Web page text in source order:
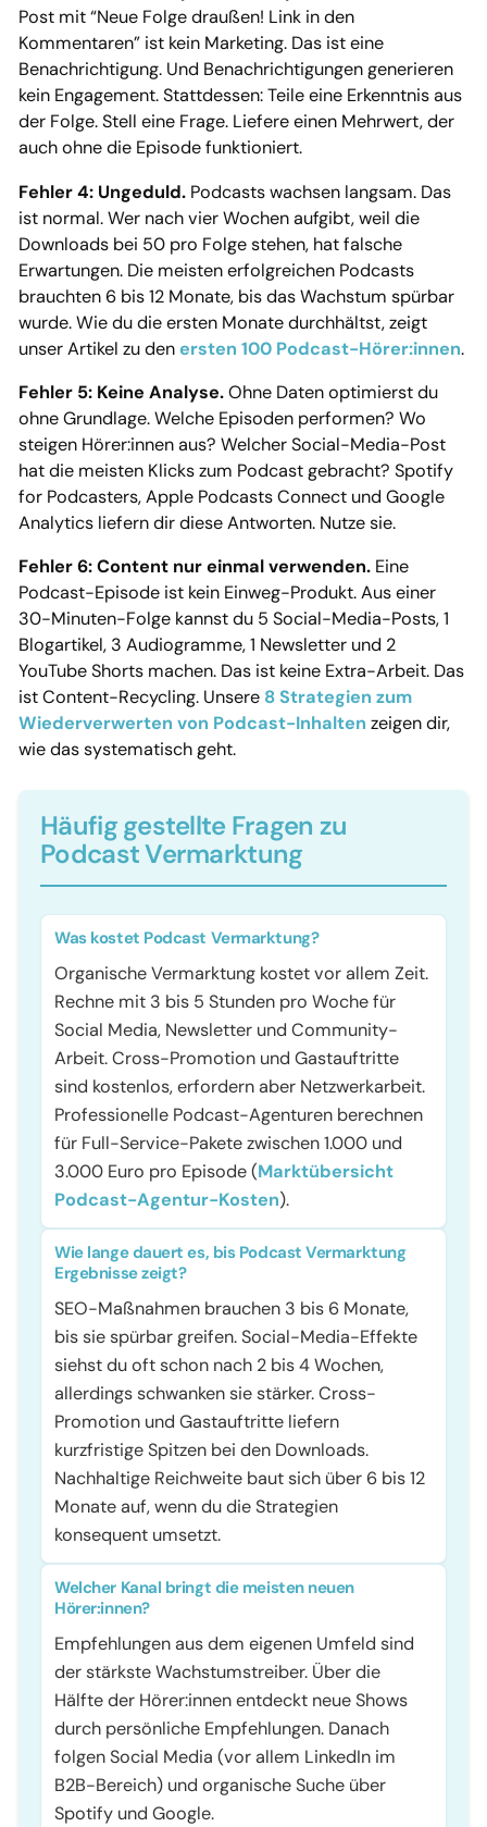
Post mit “Neue Folge draußen! Link in den
Kommentaren” ist kein Marketing. Das ist eine
Benachrichtigung. Und Benachrichtigungen generieren
kein Engagement. Stattdessen: Teile eine Erkenntnis aus
der Folge. Stell eine Frage. Liefere einen Mehrwert, der
auch ohne die Episode funktioniert.
Fehler 4: Ungeduld. Podcasts wachsen langsam. Das
ist normal. Wer nach vier Wochen aufgibt, weil die
Downloads bei 50 pro Folge stehen, hat falsche
Erwartungen. Die meisten erfolgreichen Podcasts
brauchten 6 bis 12 Monate, bis das Wachstum spürbar
wurde. Wie du die ersten Monate durchhältst, zeigt
unser Artikel zu denersten 100 Podcast-Hörer:innen.
Fehler 5: Keine Analyse.Ohne Daten optimierst du
ohne Grundlage. Welche Episoden performen? Wo
steigen Hörer:innen aus? Welcher Social-Media-Post
hat die meisten Klicks zum Podcast gebracht? Spotify
for Podcasters, Apple Podcasts Connect und Google
Analytics liefern dir diese Antworten. Nutze sie.
Fehler 6: Content nur einmal verwenden. Eine
Podcast-Episode ist kein Einweg-Produkt. Aus einer
30-Minuten-Folge kannst du 5 Social-Media-Posts, 1
Blogartikel, 3 Audiogramme, 1 Newsletter und 2
YouTube Shorts machen. Das ist keine Extra-Arbeit. Das
ist Content-Recycling. Unsere 8 Strategien zum
Wiederverwerten von Podcast-Inhalten zeigen dir,
wie das systematisch geht.
Häufig gestellte Fragen zu
Podcast Vermarktung
Was kostet Podcast Vermarktung?
Organische Vermarktung kostet vor allem Zeit.
Rechne mit 3 bis 5 Stunden pro Woche für
Social Media, Newsletter und Community-
Arbeit. Cross-Promotion und Gastauftritte
sind kostenlos, erfordern aber Netzwerkarbeit.
Professionelle Podcast-Agenturen berechnen
für Full-Service-Pakete zwischen 1.000 und
3.000 Euro pro Episode (Marktübersicht
Podcast-Agentur-Kosten).
Wie lange dauert es, bis Podcast Vermarktung
Ergebnisse zeigt?
SEO-Maßnahmen brauchen 3 bis 6 Monate,
bis sie spürbar greifen. Social-Media-Effekte
siehst du oft schon nach 2 bis 4 Wochen,
allerdings schwanken sie stärker. Cross-
Promotion und Gastauftritte liefern
kurzfristige Spitzen bei den Downloads.
Nachhaltige Reichweite baut sich über 6 bis 12
Monate auf, wenn du die Strategien
konsequent umsetzt.
Welcher Kanal bringt die meisten neuen
Hörer:innen?
Empfehlungen aus dem eigenen Umfeld sind
der stärkste Wachstumstreiber. Über die
Hälfte der Hörer:innen entdeckt neue Shows
durch persönliche Empfehlungen. Danach
folgen Social Media (vor allem LinkedIn im
B2B-Bereich) und organische Suche über
Spotify und Google.